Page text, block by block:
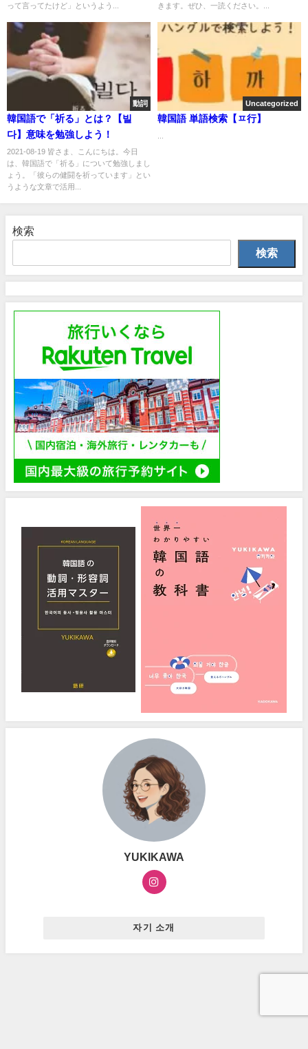
って言ってたけど」というよう...
きます。ぜひ、一読ください。...
動詞
韓国語で「祈る」とは？【빌
다】意味を勉強しよう！
2021-08-19 皆さま、こんにちは。今日
は、韓国語で「祈る」について勉強しまし
ょう。「彼らの健闘を祈っています」とい
うような文章で活用...
Uncategorized
韓国語 単語検索【ㅍ行】
検索
検索
YUKIKAWA
자기 소개